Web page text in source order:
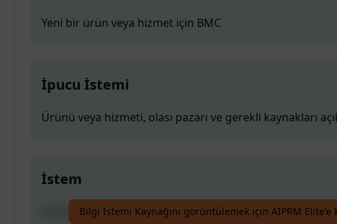
Yeni bir ürün veya hizmet için BMC
İpucu İstemi
Ürünü veya hizmeti, olası pazarı ve gerekli kaynakları
İstem
Yeni bir ürün veya hizmet için BMC
Bilgi İstemi Kaynağını görüntülemek için AIPRM Elite'e